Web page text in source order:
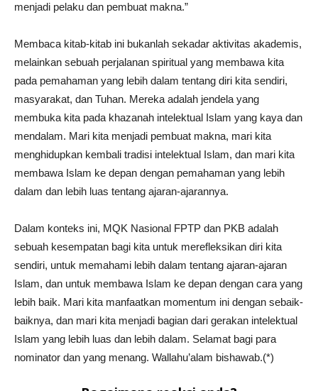
menjadi pelaku dan pembuat makna.”
Membaca kitab-kitab ini bukanlah sekadar aktivitas akademis,
melainkan sebuah perjalanan spiritual yang membawa kita
pada pemahaman yang lebih dalam tentang diri kita sendiri,
masyarakat, dan Tuhan. Mereka adalah jendela yang
membuka kita pada khazanah intelektual Islam yang kaya dan
mendalam. Mari kita menjadi pembuat makna, mari kita
menghidupkan kembali tradisi intelektual Islam, dan mari kita
membawa Islam ke depan dengan pemahaman yang lebih
dalam dan lebih luas tentang ajaran-ajarannya.
Dalam konteks ini, MQK Nasional FPTP dan PKB adalah
sebuah kesempatan bagi kita untuk merefleksikan diri kita
sendiri, untuk memahami lebih dalam tentang ajaran-ajaran
Islam, dan untuk membawa Islam ke depan dengan cara yang
lebih baik. Mari kita manfaatkan momentum ini dengan sebaik-
baiknya, dan mari kita menjadi bagian dari gerakan intelektual
Islam yang lebih luas dan lebih dalam. Selamat bagi para
nominator dan yang menang. Wallahu’alam bishawab.(*)